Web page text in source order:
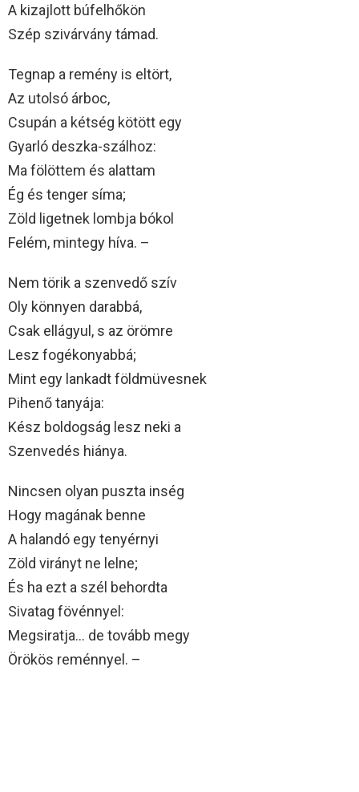
A kizajlott búfelhőkön
Szép szivárvány támad.
Tegnap a remény is eltört,
Az utolsó árboc,
Csupán a kétség kötött egy
Gyarló deszka-szálhoz:
Ma fölöttem és alattam
Ég és tenger síma;
Zöld ligetnek lombja bókol
Felém, mintegy híva. –
Nem törik a szenvedő szív
Oly könnyen darabbá,
Csak ellágyul, s az örömre
Lesz fogékonyabbá;
Mint egy lankadt földmüvesnek
Pihenő tanyája:
Kész boldogság lesz neki a
Szenvedés hiánya.
Nincsen olyan puszta inség
Hogy magának benne
A halandó egy tenyérnyi
Zöld virányt ne lelne;
És ha ezt a szél behordta
Sivatag fövénnyel:
Megsiratja… de tovább megy
Örökös reménnyel. –